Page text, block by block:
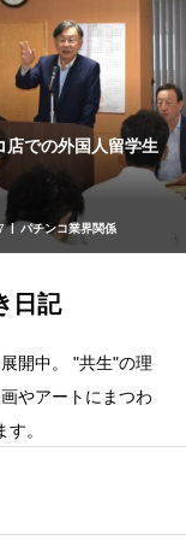
店での外国人留学生
パチンコ業界関係
日記
開中。 "共生"の理
やアートにまつわ
。